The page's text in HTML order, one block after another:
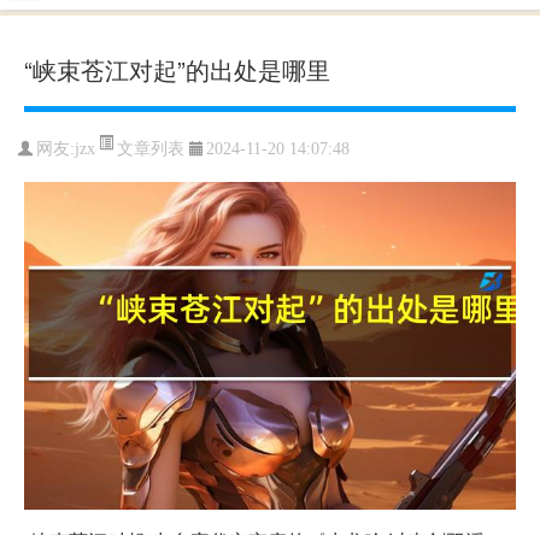
“峡束苍江对起”的出处是哪里
网友:jzx 文章列表 2024-11-20 14:07:48